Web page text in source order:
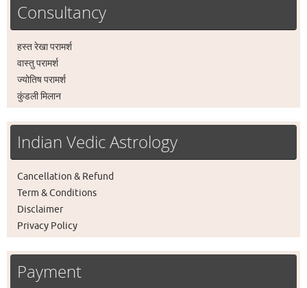
Consultancy
हस्त रेखा परामर्श
वास्तु परामर्श
ज्योतिष परामर्श
कुंडली मिलान
Indian Vedic Astrology
Cancellation & Refund
Term & Conditions
Disclaimer
Privacy Policy
Payment